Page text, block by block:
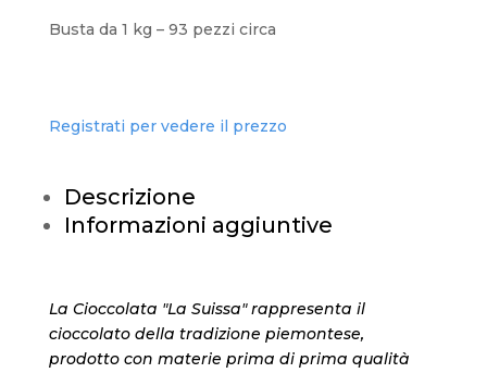
Busta da 1 kg – 93 pezzi circa
Registrati per vedere il prezzo
Descrizione
Informazioni aggiuntive
La Cioccolata "La Suissa" rappresenta il
cioccolato della tradizione piemontese,
prodotto con materie prima di prima qualità